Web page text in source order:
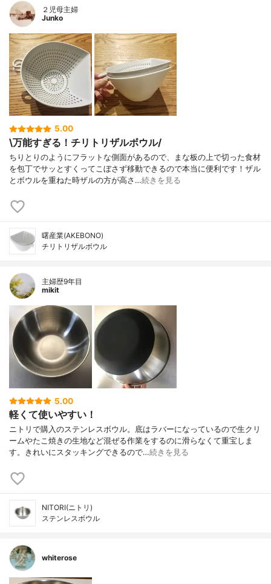
２児母主婦
Junko
5.00
\万能すぎる！チリトリザルボウル/
ちりとりのようにフラットな側面があるので、まな板の上で切った食材
を包丁でサッとすくってこぼさず移動できるので本当に便利です！ザル
とボウルを重ねた時ザルの方が高さ…続きを見る
曙産業(AKEBONO)
チリトリザルボウル
主婦歴9年目
mikit
5.00
軽くて使いやすい！
ニトリで購入のステンレスボウル。底はラバーになっているので生クリ
ームやたこ焼きの生地など混ぜる作業をするのに滑らなくて重宝しま
す。きれいにスタッキングできるので…続きを見る
NITORI(ニトリ)
ステンレスボウル
whiterose